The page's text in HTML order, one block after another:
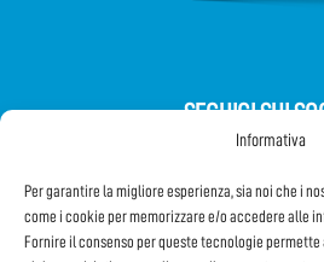
Informativa
Per garantire la migliore esperienza, sia noi che i
come i cookie per memorizzare e/o accedere alle
Fornire il consenso per queste tecnologie permette
SEGUICI SUI